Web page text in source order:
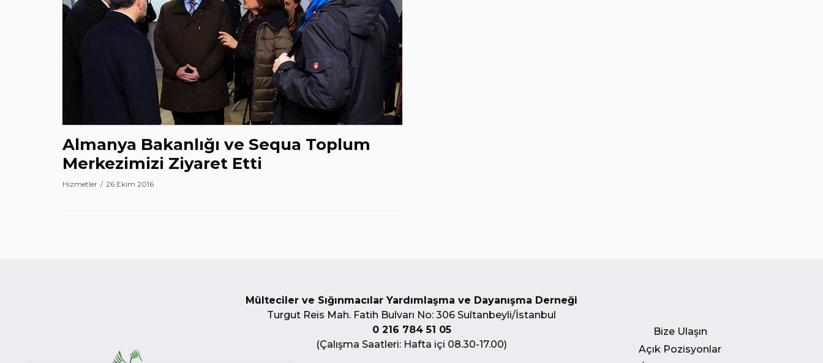
Almanya Bakanlığı ve Sequa Toplum
Merkezimizi Ziyaret Etti
Hizmetler 26 Ekim 2016
Mülteciler ve Sığınmacılar Yardımlaşma ve Dayanışma Derneği
Turgut Reis Mah. Fatih Bulvarı No: 306 Sultanbeyli/İstanbul
0 216 784 51 05
(Çalışma Saatleri: Hafta içi 08.30-17.00)
Bize Ulaşın
Açık Pozisyonlar